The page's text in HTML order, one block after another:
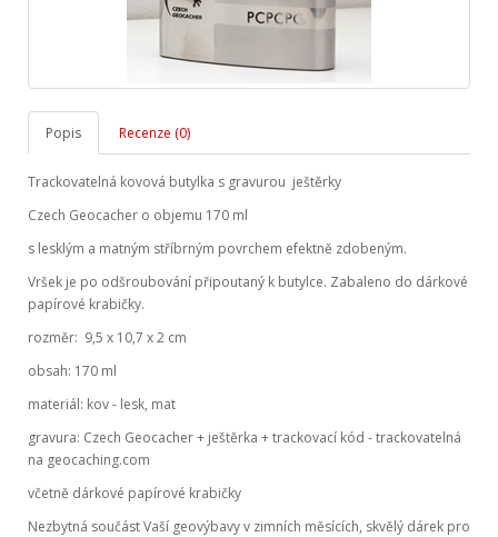
Popis Recenze (0)
Trackovatelná kovová butylka s gravurou ještěrky
Czech Geocacher o objemu 170 ml
s lesklým a matným stříbrným povrchem efektně zdobeným.
Vršek je po odšroubování připoutaný k butylce. Zabaleno do dárkové
papírové krabičky.
rozměr: 9,5 x 10,7 x 2 cm
obsah: 170 ml
materiál: kov - lesk, mat
gravura: Czech Geocacher + ještěrka + trackovací kód - trackovatelná
na geocaching.com
včetně dárkové papírové krabičky
Nezbytná součást Vaší geovýbavy v zimních měsících, skvělý dárek pro